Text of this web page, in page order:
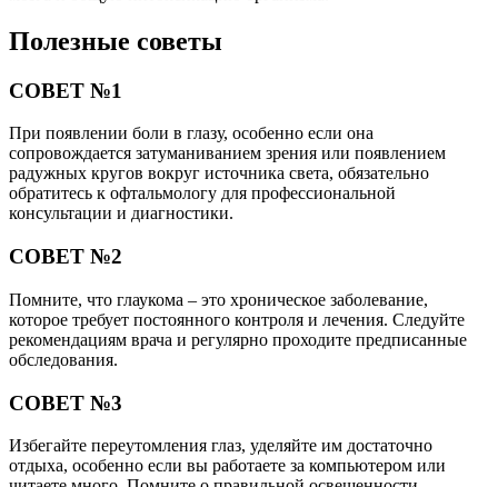
Полезные советы
СОВЕТ №1
При появлении боли в глазу, особенно если она
сопровождается затуманиванием зрения или появлением
радужных кругов вокруг источника света, обязательно
обратитесь к офтальмологу для профессиональной
консультации и диагностики.
СОВЕТ №2
Помните, что глаукома – это хроническое заболевание,
которое требует постоянного контроля и лечения. Следуйте
рекомендациям врача и регулярно проходите предписанные
обследования.
СОВЕТ №3
Избегайте переутомления глаз, уделяйте им достаточно
отдыха, особенно если вы работаете за компьютером или